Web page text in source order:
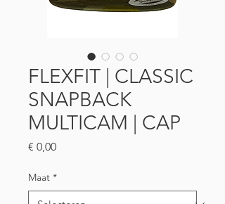
FLEXFIT | CLASSIC
SNAPBACK
MULTICAM | CAP
€ 0,00Prijs
Maat *